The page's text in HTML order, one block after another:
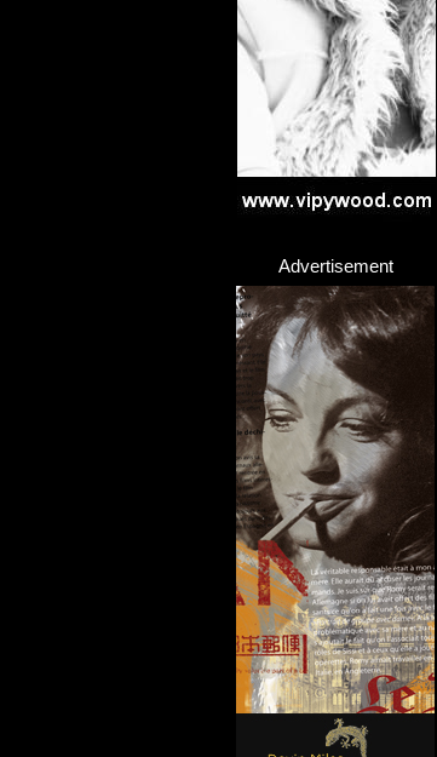
Advertisement